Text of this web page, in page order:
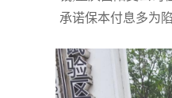
承诺保本付息多为